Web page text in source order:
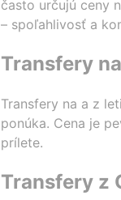
často určujú ceny
– spoľahlivosť a
Transfery
Transfery na a z
ponúka. Cena je
prílete.
Transfery z